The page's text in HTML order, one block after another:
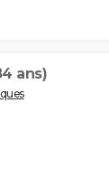
ans)